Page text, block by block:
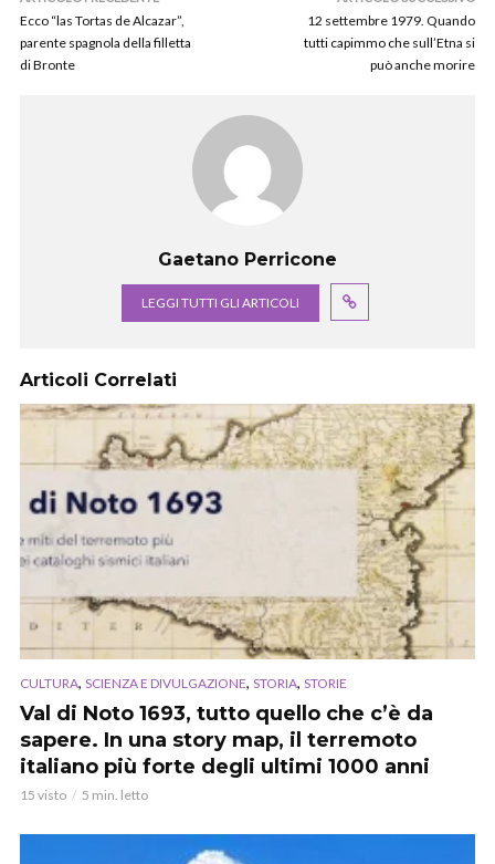
Ecco “las Tortas de Alcazar”,
parente spagnola della filletta
di Bronte
12 settembre 1979. Quando
tutti capimmo che sull’Etna si
può anche morire
Gaetano Perricone
LEGGI TUTTI GLI ARTICOLI
Articoli Correlati
CULTURA, SCIENZA E DIVULGAZIONE, STORIA, STORIE
Val di Noto 1693, tutto quello che c’è da
sapere. In una story map, il terremoto
italiano più forte degli ultimi 1000 anni
15 visto 5 min. letto